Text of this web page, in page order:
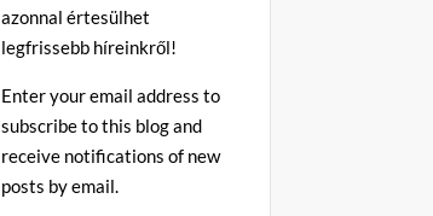
azonnal értesülhet
legfrissebb híreinkről!
Enter your email address to
subscribe to this blog and
receive notifications of new
posts by email.